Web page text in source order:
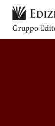
Salta
contenuto